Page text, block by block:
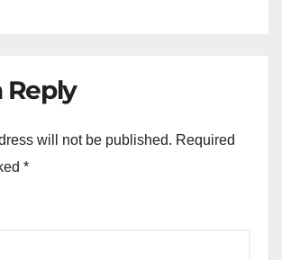
Reply
will not be published. Required
*